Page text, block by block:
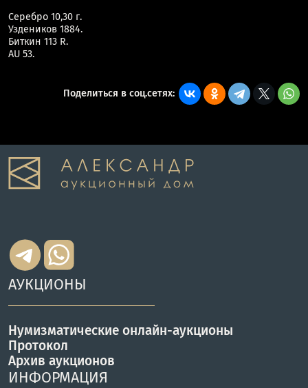
Серебро 10,30 г.
Уздеников 1884.
Биткин 113 R.
AU 53.
Поделиться в соц.сетях:
АУКЦИОНЫ
Нумизматические онлайн-аукционы
Протокол
Архив аукционов
ИНФОРМАЦИЯ